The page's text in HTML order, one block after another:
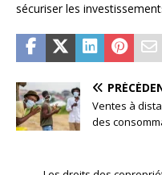
sécuriser les
Ventes à
des